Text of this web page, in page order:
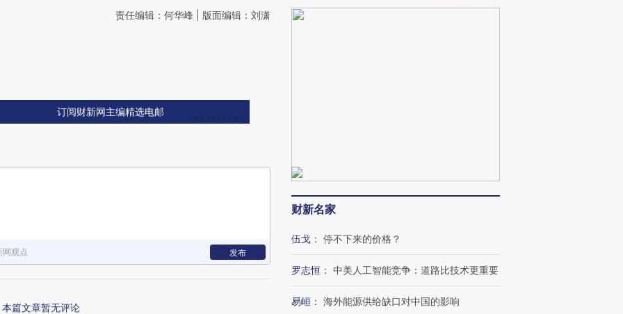
责任编辑：何华峰 | 版面编辑：刘潇
订阅财新网主编精选电邮
网观点 发布
本篇文章暂无评论
财新名家
伍戈 ： 停不下来的价格？
罗志恒 ： 中美人工智能竞争：道路比技术更重要
易峘 ： 海外能源供给缺口对中国的影响